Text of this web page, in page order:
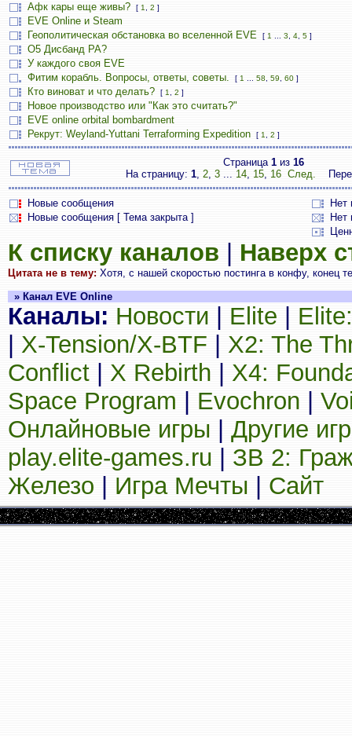
Афк кары еще живы? [ 1 2 ]
EVE Online и Steam
Геополитическая обстановка во вселенной EVE
[ 1 3 4 5 ]
О5 Дисбанд РА?
У каждого своя EVE
Фитим корабль. Вопросы, ответы, советы.
[ 1 58 59 60 ]
Кто виноват и что делать? [ 1 2 ]
Новое производство или "Как это считать?"
EVE online orbital bombardment
Рекрут: Weyland-Yuttani Terraforming Expedition
[ 1 2 ]
Страница 1из 16
На страницу: 1, 2, 3 ... 14, 15, 16 След.
Новые сообщения
Нет
Новые сообщения [ Тема закрыта ]
Нет
К списку каналов Наверх
Цитата не в тему: Хотя, с нашей скоростью постинга в конфу, конец
» Канал EVE Online
Каналы: Новости Elite
X-Tension/X-BTF
X2: The
Conflict
X Rebirth
X4:
Space Program
Evochron
Онлайновые игры
Другие
play.elite-games.ru
ЗВ 2:
Железо
Игра Мечты Сайт